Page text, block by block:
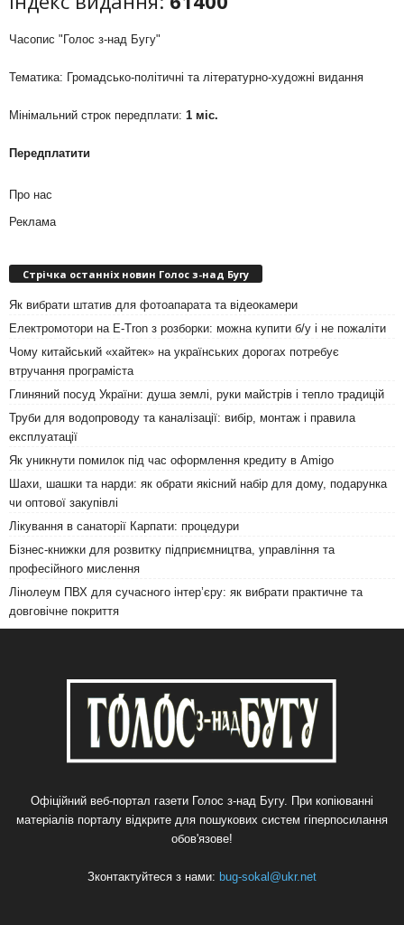
Часопис "Голос з-над Бугу"
Тематика: Громадсько-політичні та літературно-художні видання
Мінімальний строк передплати: 1 міс.
Передплатити
Про нас
Реклама
Стрічка останніх новин Голос з-над Бугу
Як вибрати штатив для фотоапарата та відеокамери
Електромотори на E-Tron з розборки: можна купити б/у і не пожаліти
Чому китайський «хайтек» на українських дорогах потребує
втручання програміста
Глиняний посуд України: душа землі, руки майстрів і тепло традицій
Труби для водопроводу та каналізації: вибір, монтаж і правила
експлуатації
Як уникнути помилок під час оформлення кредиту в Amigo
Шахи, шашки та нарди: як обрати якісний набір для дому, подарунка
чи оптової закупівлі
Лікування в санаторії Карпати: процедури
Бізнес-книжки для розвитку підприємництва, управління та
професійного мислення
Лінолеум ПВХ для сучасного інтер’єру: як вибрати практичне та
довговічне покриття
Офіційний веб-портал газети Голос з-над Бугу. При копіюванні
матеріалів порталу відкрите для пошукових систем гіперпосилання
обов'язове!
Зконтактуйтеся з нами: bug-sokal@ukr.net